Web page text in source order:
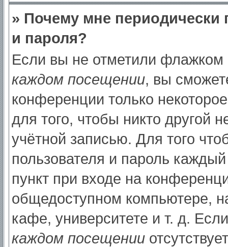
» Почему мне периодически
и пароля?
Если вы не отметили флажком
каждом посещении, вы
конференции только
для того, чтобы никто другой
учётной записью. Для того
пользователя и пароль
пункт при входе на
общедоступном компьютере,
кафе, университете и т. д.
каждом посещении